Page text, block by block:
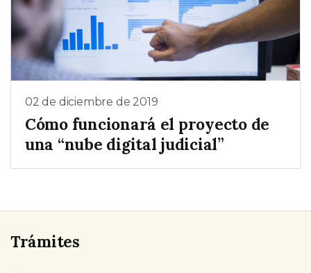
02 de diciembre de 2019
Cómo funcionará el proyecto de
una “nube digital judicial”
Trámites